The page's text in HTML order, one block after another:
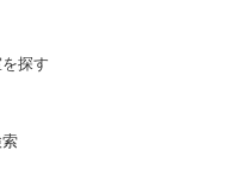
探す